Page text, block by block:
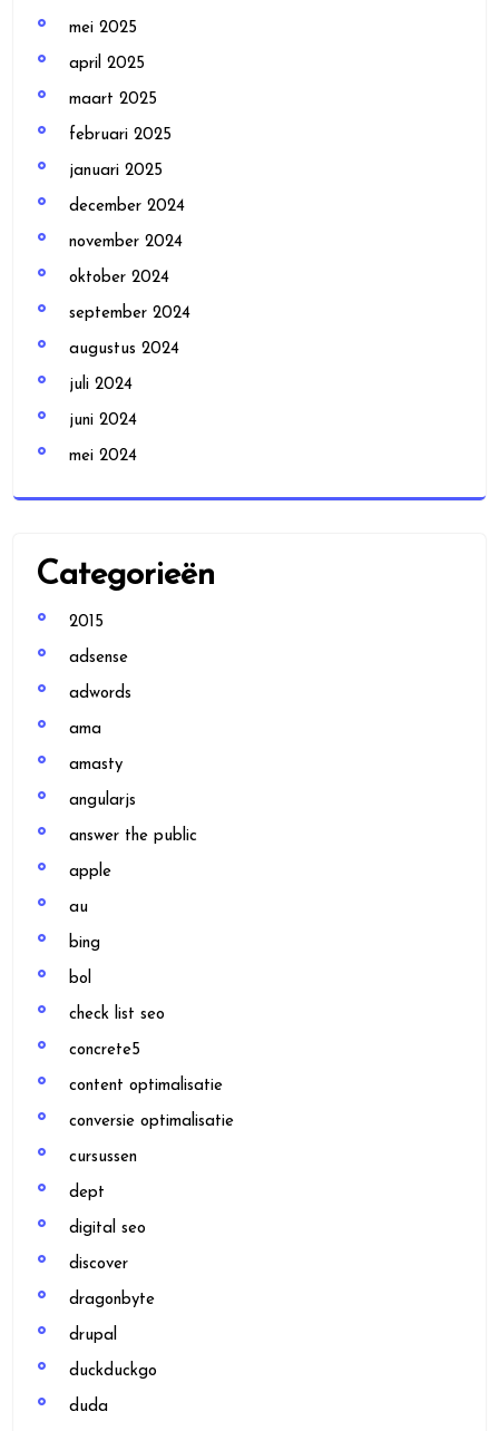
mei 2025
april 2025
maart 2025
februari 2025
januari 2025
december 2024
november 2024
oktober 2024
september 2024
augustus 2024
juli 2024
juni 2024
mei 2024
Categorieën
2015
adsense
adwords
ama
amasty
angularjs
answer the public
apple
au
bing
bol
check list seo
concrete5
content optimalisatie
conversie optimalisatie
cursussen
dept
digital seo
discover
dragonbyte
drupal
duckduckgo
duda